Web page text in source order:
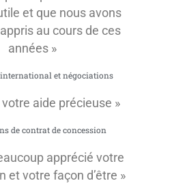
et que nous avons
au cours de ces
années »
et négociations
aide précieuse »
de contrat de concession
apprécié votre
et votre façon d’être »